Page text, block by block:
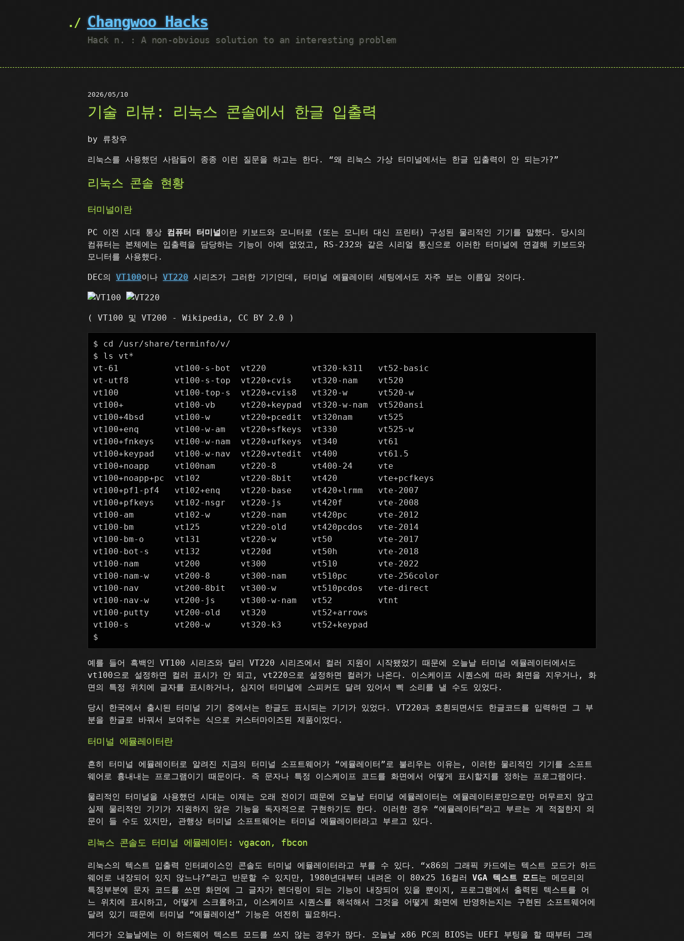
Changwoo Hacks
Hack n. : A non-obvious solution to an interesting problem
2026/05/10
기술 리뷰: 리눅스 콘솔에서 한글 입출력
by 류창우
리눅스를 사용했던 사람들이 종종 이런 질문을 하고는 한다. “왜 리눅스 가상 터미널에서는 한글 입출력이 안 되는가?”
리눅스 콘솔 현황
터미널이란
PC 이전 시대 통상 컴퓨터 터미널이란 키보드와 모니터로 (또는 모니터 대신 프린터) 구성된 물리적인 기기를 말했다. 당시의
컴퓨터는 본체에는 입출력을 담당하는 기능이 아예 없었고, RS-232와 같은 시리얼 통신으로 이러한 터미널에 연결해 키보드와
모니터를 사용했다.
DEC의 VT100이나 VT220 시리즈가 그러한 기기인데, 터미널 에뮬레이터 세팅에서도 자주 보는 이름일 것이다.
( VT100 및 VT200 - Wikipedia, CC BY 2.0 )
$ cd /usr/share/terminfo/v/
$ ls vt*
vt-61           vt100-s-bot  vt220         vt320-k311   vt52-basic
vt-utf8         vt100-s-top  vt220+cvis    vt320-nam    vt520
vt100           vt100-top-s  vt220+cvis8   vt320-w      vt520-w
vt100+          vt100-vb     vt220+keypad  vt320-w-nam  vt520ansi
vt100+4bsd      vt100-w      vt220+pcedit  vt320nam     vt525
vt100+enq       vt100-w-am   vt220+sfkeys  vt330        vt525-w
vt100+fnkeys    vt100-w-nam  vt220+ufkeys  vt340        vt61
vt100+keypad    vt100-w-nav  vt220+vtedit  vt400        vt61.5
vt100+noapp     vt100nam     vt220-8       vt400-24     vte
vt100+noapp+pc  vt102        vt220-8bit    vt420        vte+pcfkeys
vt100+pf1-pf4   vt102+enq    vt220-base    vt420+lrmm   vte-2007
vt100+pfkeys    vt102-nsgr   vt220-js      vt420f       vte-2008
vt100-am        vt102-w      vt220-nam     vt420pc      vte-2012
vt100-bm        vt125        vt220-old     vt420pcdos   vte-2014
vt100-bm-o      vt131        vt220-w       vt50         vte-2017
vt100-bot-s     vt132        vt220d        vt50h        vte-2018
vt100-nam       vt200        vt300         vt510        vte-2022
vt100-nam-w     vt200-8      vt300-nam     vt510pc      vte-256color
vt100-nav       vt200-8bit   vt300-w       vt510pcdos   vte-direct
vt100-nav-w     vt200-js     vt300-w-nam   vt52         vtnt
vt100-putty     vt200-old    vt320         vt52+arrows
vt100-s         vt200-w      vt320-k3      vt52+keypad
예를 들어 흑백인 VT100 시리즈와 달리 VT220 시리즈에서 컬러 지원이 시작됐었기 때문에 오늘날 터미널 에뮬레이터에서도
vt100으로 설정하면 컬러 표시가 안 되고, vt220으로 설정하면 컬러가 나온다. 이스케이프 시퀀스에 따라 화면을 지우거나, 화
면의 특정 위치에 글자를 표시하거나, 심지어 터미널에 스피커도 달려 있어서 삑 소리를 낼 수도 있었다.
당시 한국에서 출시된 터미널 기기 중에서는 한글도 표시되는 기기가 있었다. VT220과 호횐되면서도 한글코드를 입력하면 그 부
분을 한글로 바꿔서 보여주는 식으로 커스터마이즈된 제품이었다.
터미널 에뮬레이터란
흔히 터미널 에뮬레이터로 알려진 지금의 터미널 소프트웨어가 “에뮬레이터”로 불리우는 이유는, 이러한 물리적인 기기를 소프트
웨어로 흉내내는 프로그램이기 때문이다. 즉 문자나 특정 이스케이프 코드를 화면에서 어떻게 표시할지를 정하는 프로그램이다.
물리적인 터미널을 사용했던 시대는 이제는 오래 전이기 때문에 오늘날 터미널 에뮬레이터는 에뮬레이터로만으로만 머무르지 않고
실제 물리적인 기기가 지원하지 않은 기능을 독자적으로 구현하기도 한다. 이러한 경우 “에뮬레이터”라고 부르는 게 적절한지 의
문이 들 수도 있지만, 관행상 터미널 소프트웨어는 터미널 에뮬레이터라고 부르고 있다.
리눅스 콘솔도 터미널 에뮬레이터: vgacon, fbcon
리눅스의 텍스트 입출력 인터페이스인 콘솔도 터미널 에뮬레이터라고 부를 수 있다. “x86의 그래픽 카드에는 텍스트 모드가 하드
웨어로 내장되어 있지 않느냐?”라고 반문할 수 있지만, 1980년대부터 내려온 이 80x25 16컬러 VGA 텍스트 모드는 메모리의
특정부분에 문자 코드를 쓰면 화면에 그 글자가 렌더링이 되는 기능이 내장되어 있을 뿐이지, 프로그램에서 출력된 텍스트를 어
느 위치에 표시하고, 어떻게 스크롤하고, 이스케이프 시퀀스를 해석해서 그것을 어떻게 화면에 반영하는지는 구현된 소프트웨어에
달려 있기 때문에 터미널 “에뮬레이션” 기능은 여전히 필요하다.
게다가 오늘날에는 이 하드웨어 텍스트 모드를 쓰지 않는 경우가 많다. 오늘날 x86 PC의 BIOS는 UEFI 부팅을 할 때부터 그래